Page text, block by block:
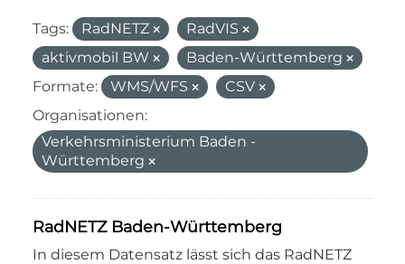
Tags: RadNETZ
RadVIS
aktivmobil BW
Baden-Württemberg
Formate:
WMS/WFS
CSV
Organisationen:
Verkehrsministerium Baden -
Württemberg
RadNETZ Baden-Württemberg
In diesem Datensatz lässt sich das RadNETZ